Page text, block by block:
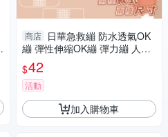
商店 日華急救繃 防水透氣OK
繃 彈性伸縮OK繃 彈力繃 人工
皮 傷口繃帶
$42
活動
加入購物車